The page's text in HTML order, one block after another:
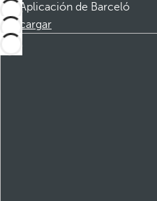
Aplicación de Barceló
Descargar